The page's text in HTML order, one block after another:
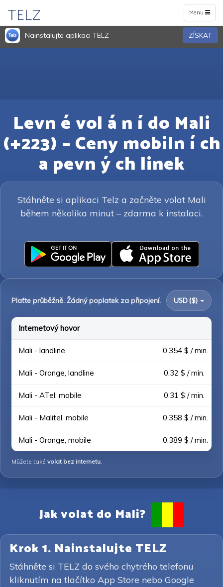
Toggle
navigation
Menu
TELZ
Nainstalujte aplikaci TELZ ZÍSKAT
Levn é vol á n í do Mali
(+223) – Ceny mobiln í ch
a pevn ý ch linek
Stáhněte si aplikaci Telz a začněte volat Mali
během několika minut – zdarma k instalaci.
Plaťte průběžně. Žádný poplatek za připojení. USD ($)
Internetový hovor
Mali - landline 0,354 $ / min.
Mali - Orange, landline 0,32 $ / min.
Mali - ATel, mobile 0,31 $ / min.
Mali - Malitel, mobile 0,358 $ / min.
Mali - Orange, mobile 0,389 $ / min.
Můžete také volat bez internetu.
Jak volat do Mali?
Krok 1. Nainstalujte TELZ
Stáhněte si TELZ do svého chytrého telefonu
kliknutím na tlačítko App Store nebo Google